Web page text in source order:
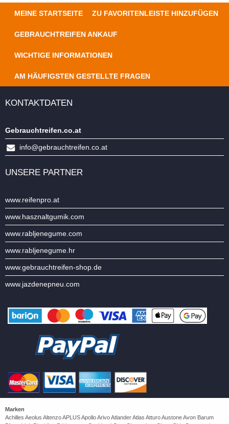
MEINE STARTSEITE ZU FAVORITENLEISTE HINZUFÜGEN
GEBRAUCHTREIFEN ANKAUF
WICHTIGE INFORMATIONEN
AM HÄUFIGSTEN GESTELLTE FRAGEN
KONTAKTDATEN
Gebrauchtreifen.co.at
info@gebrauchtreifen.co.at
UNSERE PARTNER
www.reifenpro.at
www.hasznaltgumik.com
www.rabljenegume.com
www.rabljenegume.hr
www.gebrauchtreifen-shop.de
www.jazdenepneu.com
Marken
Achilles Aeolus Altenzo APLUS Apollo Arivo Atlander Atlas Atturo Austone Avon Barum